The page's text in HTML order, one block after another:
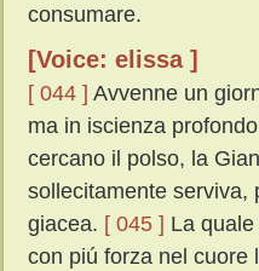
consumare.
[Voice: elissa ]
[ 044 ] Avvenne un
ma in iscienza
cercano il polso, la
sollecitamente serviva,
giacea. [ 045 ] La
con piú forza nel cuore